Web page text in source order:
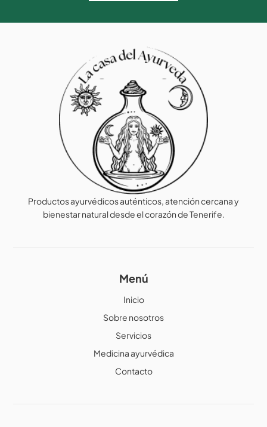
Productos ayurvédicos auténticos, atención cercana y
bienestar natural desde el corazón de Tenerife.
Menú
Inicio
Sobre nosotros
Servicios
Medicina ayurvédica
Contacto